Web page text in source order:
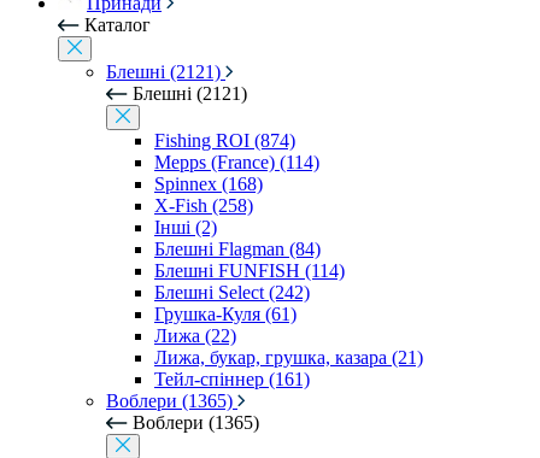
Каталог
Блешні (2121)
Блешні (2121)
Fishing ROI (874)
Mepps (France) (114)
Spinnex (168)
X-Fish (258)
Інші (2)
Блешні Flagman (84)
Блешні FUNFISH (114)
Блешні Select (242)
Грушка-Куля (61)
Лижа (22)
Лижа, букар, грушка, казара (21)
Тейл-спіннер (161)
Воблери (1365)
Воблери (1365)